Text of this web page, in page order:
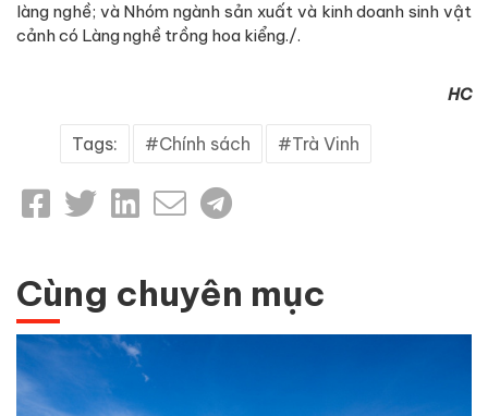
làng nghề; và Nhóm ngành sản xuất và kinh doanh sinh vật
cảnh có Làng nghề trồng hoa kiểng./.
HC
Tags: Chính sách Trà Vinh
Cùng chuyên mục